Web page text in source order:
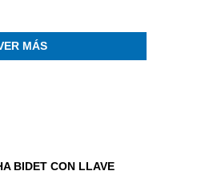
MÁS
BIDET CON LLAVE